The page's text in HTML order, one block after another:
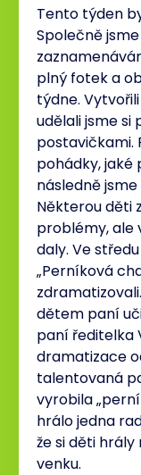
Tento týden
Společně
plný fotek a
týdne.
udělali jsme
postavičkami.
pohádky, jaké
následně
Některou děti
problémy, ale
daly. Ve
„Perníková
dětem paní
paní ředitelka
dramatizace
talentovaná
vyrobila
hrálo jedna
že si děti
venku.